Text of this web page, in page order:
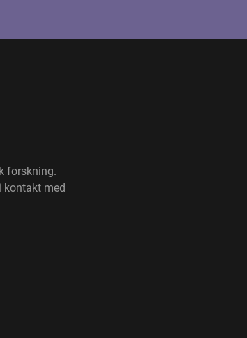
forskning.
kontakt med